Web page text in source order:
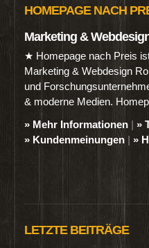
HOMEPAGE NACH
Marketing &
★ Homepage nach Preis
Marketing & Webdesign
und
& moderne Medien.
» Mehr Informationen | »
» Kundenmeinungen | »
LETZTE BEITRÄGE